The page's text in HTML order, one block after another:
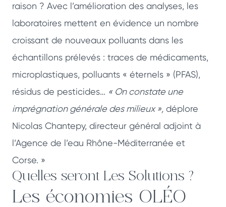
raison ? Avec l’amélioration des analyses, les
laboratoires mettent en évidence un nombre
croissant de nouveaux polluants dans les
échantillons prélevés : traces de médicaments,
microplastiques, polluants « éternels » (PFAS),
résidus de pesticides… « On constate une
imprégnation générale des milieux », déplore
Nicolas Chantepy, directeur général adjoint à
l’Agence de l’eau Rhône-Méditerranée et
Corse. »
Quelles seront Les Solutions ?
Les économies OLÉO